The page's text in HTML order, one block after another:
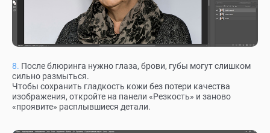
После блюринга нужно глаза, брови, губы могут слишком
сильно размыться.
Чтобы сохранить гладкость кожи без потери качества
изображения, откройте на панели «Резкость» и заново
«проявите» расплывшиеся детали.